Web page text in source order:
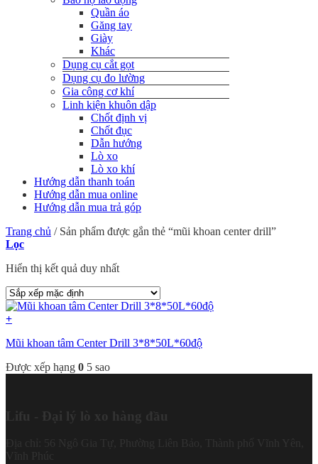
Quần áo
Găng tay
Giày
Khác
Dụng cụ cắt gọt
Dụng cụ đo lường
Gia công cơ khí
Linh kiện khuôn dập
Chốt định vị
Chốt đục
Dẫn hướng
Lò xo
Lò xo khí
Hướng dẫn thanh toán
Hướng dẫn mua online
Hướng dẫn mua trả góp
Trang chủ /Sản phẩm được gắn thẻ “mũi khoan center drill”
Lọc
Hiển thị kết quả duy nhất
+
Mũi khoan tâm Center Drill 3*8*50L*60độ
Được xếp hạng 0 5 sao
Lifu - Đại lý lò xo hàng đầu
Địa chỉ: 56 Ngô Gia Tự, Phường Liên Bảo, Thành phố Vĩnh Yên,